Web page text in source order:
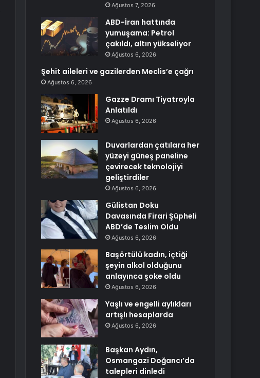
Ağustos 7, 2026
ABD-İran hattında
yumuşama: Petrol
çakıldı, altın yükseliyor
Ağustos 6, 2026
Şehit aileleri ve gazilerden Meclis’e çağrı
Ağustos 6, 2026
Gazze Dramı Tiyatroyla
Anlatıldı
Ağustos 6, 2026
Duvarlardan çatılara her
yüzeyi güneş paneline
çevirecek teknolojiyi
geliştirdiler
Ağustos 6, 2026
Gülistan Doku
Davasında Firari Şüpheli
ABD’de Teslim Oldu
Ağustos 6, 2026
Başörtülü kadın, içtiği
şeyin alkol olduğunu
anlayınca şoke oldu
Ağustos 6, 2026
Yaşlı ve engelli aylıkları
artışlı hesaplarda
Ağustos 6, 2026
Başkan Aydın,
Osmangazi Doğancı’da
talepleri dinledi